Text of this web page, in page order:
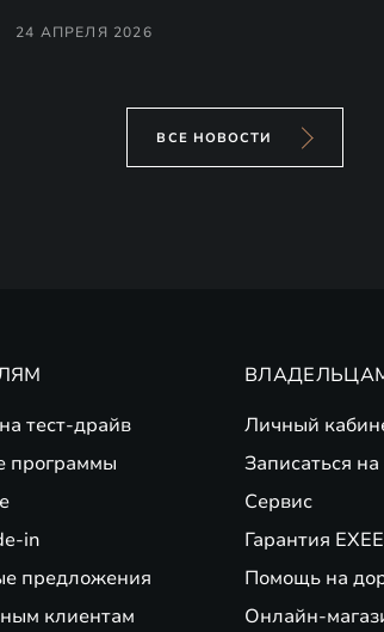
24 АПРЕЛЯ 2026
ВСЕ НОВОСТИ
тест-драйв
программы
in
предложения
клиентам
Личный
Записаться
Сервис
Гарантия
Помощь на
Онлайн-